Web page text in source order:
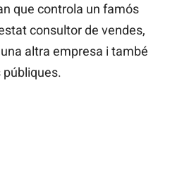
que controla un famós
consultor de vendes,
altra empresa i també